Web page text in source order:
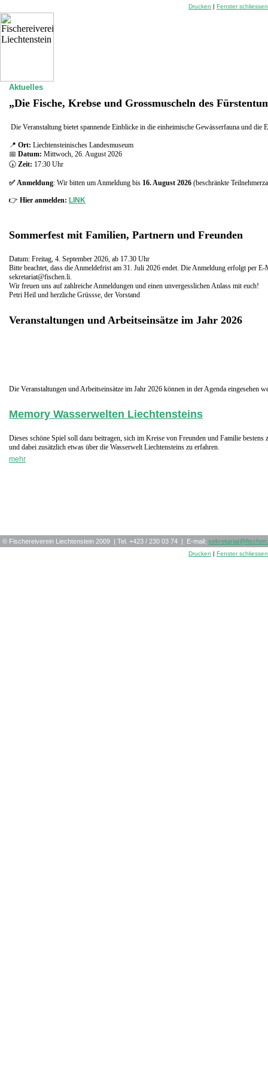
Drucken | Fenster schliessen
Aktuelles
„Die Fische, Krebse und Grossmuscheln des
Die Veranstaltung bietet spannende Einblicke in die einheimische Gewässerfauna und die
📍 Ort: Liechtensteinisches Landesmuseum
📅 Datum: Mittwoch, 26. August 2026
🕠 Zeit: 17:30 Uhr
✅Anmeldung: Wir bitten um Anmeldung bis 16. August 2026 (beschränkte
👉 Hier anmelden: LINK
Sommerfest mit Familien, Partnern und Freunden
Datum: Freitag, 4. September 2026, ab 17.30 Uhr
Bitte beachtet, dass die Anmeldefrist am 31. Juli 2026 endet. Die Anmeldung erfolgt per E-
sekretariat@fischen.li.
Wir freuen uns auf zahlreiche Anmeldungen und einen unvergesslichen Anlass mit euch!
Petri Heil und herzliche Grüssse, der Vorstand
Veranstaltungen und Arbeitseinsätze im Jahr 2026
Die Veranstaltungen und Arbeitseinsätze im Jahr 2026 können in der Agenda eingesehen
Memory Wasserwelten Liechtensteins
Dieses schöne Spiel soll dazu beitragen, sich im Kreise von Freunden und Familie bestens
und dabei zusätzlich etwas über die Wasserwelt Liechtensteins zu erfahren.
mehr
© Fischereiverein Liechtenstein 2009 | Tel. +423 / 230 03 74 | E-mail: sekretariat@
Drucken | Fenster schliessen